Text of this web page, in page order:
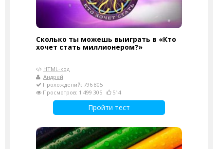
Сколько ты можешь выиграть в «Кто
хочет стать миллионером?»
HTML-код
Андрей
Прохождений: 796 805
Просмотров: 1 499 305
514
Пройти тест